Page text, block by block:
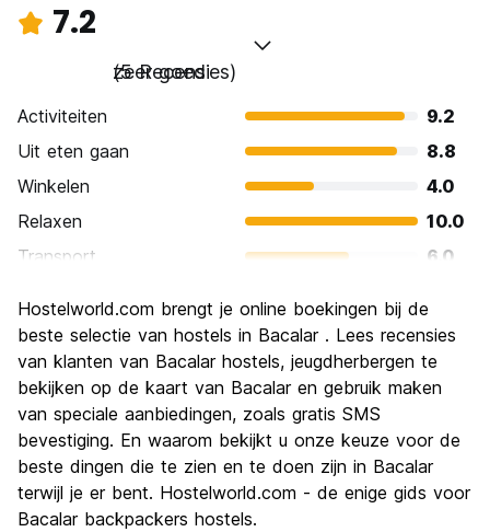
7.2
zeer goed
(5 Recensies)
Activiteiten
9.2
Uit eten gaan
8.8
Winkelen
4.0
Relaxen
10.0
Transport
6.0
Cultuur
6.8
Uitgaan
4.0
Waarde voor uw geld
8.8
Hostelworld.com brengt je online boekingen bij de
beste selectie van hostels in Bacalar . Lees recensies
van klanten van Bacalar hostels, jeugdherbergen te
bekijken op de kaart van Bacalar en gebruik maken
van speciale aanbiedingen, zoals gratis SMS
bevestiging. En waarom bekijkt u onze keuze voor de
beste dingen die te zien en te doen zijn in Bacalar
terwijl je er bent. Hostelworld.com - de enige gids voor
Bacalar backpackers hostels.